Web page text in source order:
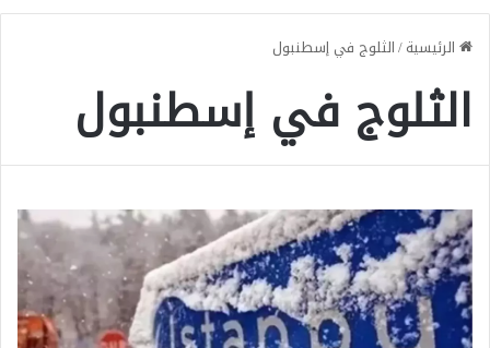
الرئيسية/الثلوج في إسطنبول
الثلوج في إسطنبول